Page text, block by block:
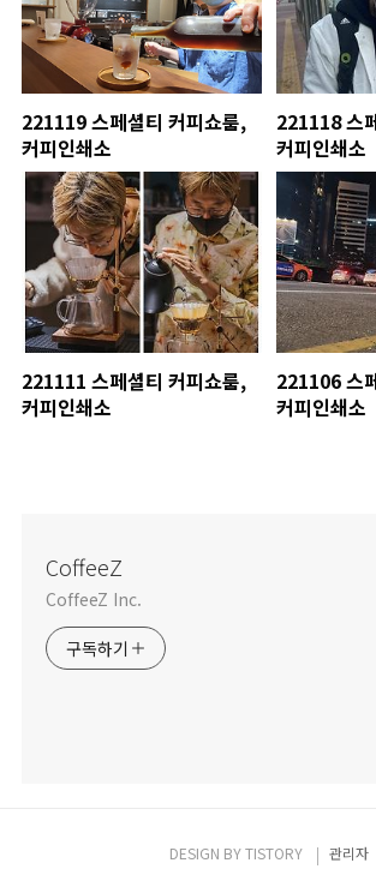
221119 스페셜티 커피쇼룸,
커피인쇄소
221118 스
커피인쇄소
221111 스페셜티 커피쇼룸,
커피인쇄소
221106 스
커피인쇄소
CoffeeZ
CoffeeZ Inc.
구독하기
DESIGN BYTISTORY 관리자